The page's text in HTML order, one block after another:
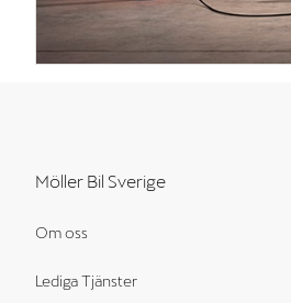
Möller Bil Sverige
Om oss
Lediga Tjänster